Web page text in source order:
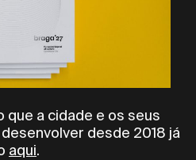
que a cidade e os seus
desde 2018 já
aqui.